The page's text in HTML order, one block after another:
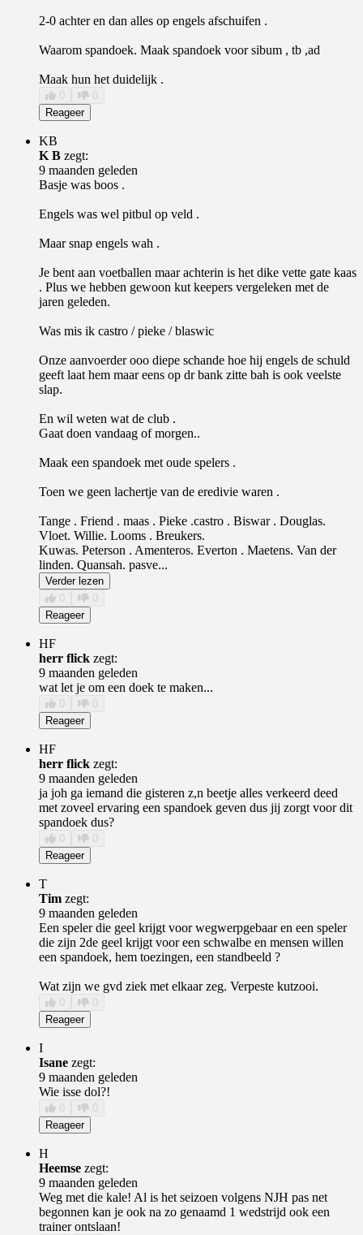
2-0 achter en dan alles op engels afschuifen .
Waarom spandoek. Maak spandoek voor sibum , tb ,ad
Maak hun het duidelijk .
0
0
Reageer
KB
K B zegt:
9 maanden geleden
Basje was boos .
Engels was wel pitbul op veld .
Maar snap engels wah .
Je bent aan voetballen maar achterin is het dike vette gate kaas
. Plus we hebben gewoon kut keepers vergeleken met de
jaren geleden.
Was mis ik castro / pieke / blaswic
Onze aanvoerder ooo diepe schande hoe hij engels de schuld
geeft laat hem maar eens op dr bank zitte bah is ook veelste
slap.
En wil weten wat de club .
Gaat doen vandaag of morgen..
Maak een spandoek met oude spelers .
Toen we geen lachertje van de eredivie waren .
Tange . Friend . maas . Pieke .castro . Biswar . Douglas.
Vloet. Willie. Looms . Breukers.
Kuwas. Peterson . Amenteros. Everton . Maetens. Van der
linden. Quansah. pasve...
Verder lezen
0
0
Reageer
HF
herr flick zegt:
9 maanden geleden
wat let je om een doek te maken...
0
0
Reageer
HF
herr flick zegt:
9 maanden geleden
ja joh ga iemand die gisteren z,n beetje alles verkeerd deed
met zoveel ervaring een spandoek geven dus jij zorgt voor dit
spandoek dus?
0
0
Reageer
T
Tim zegt:
9 maanden geleden
Een speler die geel krijgt voor wegwerpgebaar en een speler
die zijn 2de geel krijgt voor een schwalbe en mensen willen
een spandoek, hem toezingen, een standbeeld ?
Wat zijn we gvd ziek met elkaar zeg. Verpeste kutzooi.
0
0
Reageer
I
Isane zegt:
9 maanden geleden
Wie isse dol?!
0
0
Reageer
H
Heemse zegt:
9 maanden geleden
Weg met die kale! Al is het seizoen volgens NJH pas net
begonnen kan je ook na zo genaamd 1 wedstrijd ook een
trainer ontslaan!